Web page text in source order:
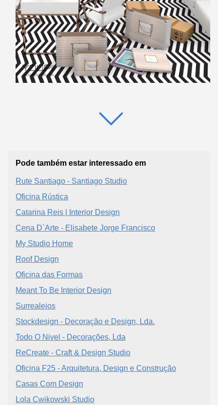
Pode também estar interessado em
Rute Santiago - Santiago Studio
Oficina Rústica
Catarina Reis | Interior Design
Cena D`Arte - Elisabete Jorge Francisco
My Studio Home
Roof Design
Oficina das Formas
Meant To Be Interior Design
Surrealejos
Stockdesign - Decoração e Design, Lda.
Todo O Nivel - Decorações, Lda
ReCreate - Craft & Design Studio
Oficina F25 - Arquitetura, Design e Construção
Casas Com Design
Lola Cwikowski Studio